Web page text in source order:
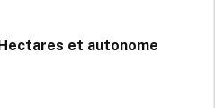
Hectares et autonome